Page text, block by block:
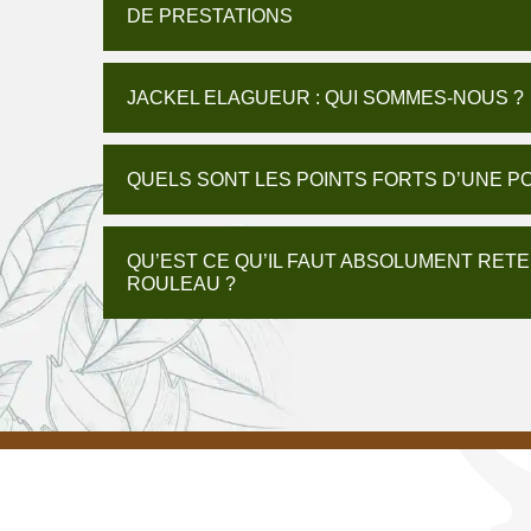
DE PRESTATIONS
JACKEL ELAGUEUR : QUI SOMMES-NOUS ?
QUELS SONT LES POINTS FORTS D’UNE
QU’EST CE QU’IL FAUT ABSOLUMENT
ROULEAU ?